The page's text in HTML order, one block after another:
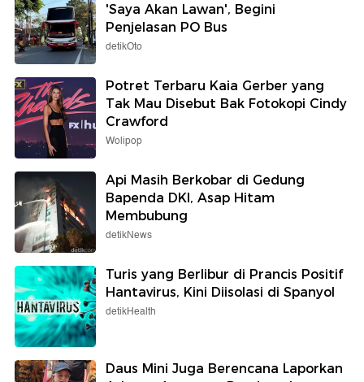
'Saya Akan Lawan', Begini
Penjelasan PO Bus
detikOto
Potret Terbaru Kaia Gerber yang
Tak Mau Disebut Bak Fotokopi Cindy
Crawford
Wolipop
Api Masih Berkobar di Gedung
Bapenda DKI, Asap Hitam
Membubung
detikNews
Turis yang Berlibur di Prancis Positif
Hantavirus, Kini Diisolasi di Spanyol
detikHealth
Daus Mini Juga Berencana Laporkan